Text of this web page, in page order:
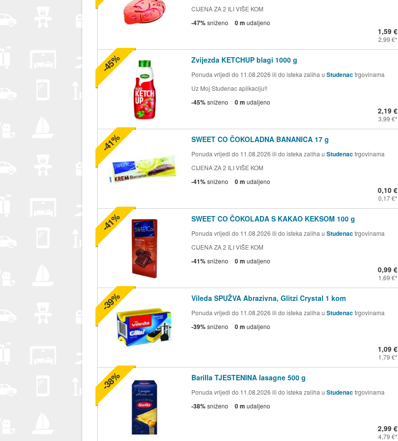
CIJENA ZA 2 ILI VIŠE KOM
-47%sniženo 0 m udaljeno
1,59 €
2,99 €
Zvijezda KETCHUP blagi 1000 g
Ponuda vrijedi do 11.08.2026 ili do isteka zaliha u Studenactrgovinama
Uz Moj Studenac aplikaciju!!
-45%sniženo 0 m udaljeno
2,19 €
3,99 €
-45%
SWEET CO ČOKOLADNA BANANICA 17 g
Ponuda vrijedi do 11.08.2026 ili do isteka zaliha u Studenactrgovinama
CIJENA ZA 2 ILI VIŠE KOM
-41%sniženo 0 m udaljeno
0,10 €
0,17 €
-41%
SWEET CO ČOKOLADA S KAKAO KEKSOM 100 g
Ponuda vrijedi do 11.08.2026 ili do isteka zaliha u Studenactrgovinama
CIJENA ZA 2 ILI VIŠE KOM
-41%sniženo 0 m udaljeno
0,99 €
1,69 €
-41%
Vileda SPUŽVA Abrazivna, Glitzi Crystal 1 kom
Ponuda vrijedi do 11.08.2026 ili do isteka zaliha u Studenactrgovinama
-39%sniženo 0 m udaljeno
1,09 €
1,79 €
-39%
Barilla TJESTENINA lasagne 500 g
Ponuda vrijedi do 11.08.2026 ili do isteka zaliha u Studenactrgovinama
-38%sniženo 0 m udaljeno
2,99 €
4,79 €
-38%